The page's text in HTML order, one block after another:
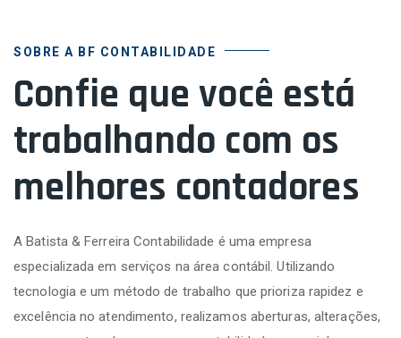
SOBRE A BF CONTABILIDADE
Confie que você está
trabalhando com os
melhores contadores
A Batista & Ferreira Contabilidade é uma empresa
especializada em serviços na área contábil. Utilizando
tecnologia e um método de trabalho que prioriza rapidez e
excelência no atendimento, realizamos aberturas, alterações,